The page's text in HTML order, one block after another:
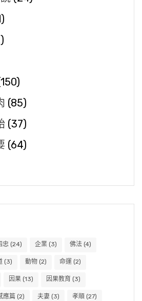
(85)
(37)
(64)
忠 (24) 企業 (3) 佛法 (4)
(3) 動物 (2) 命運 (2)
因果 (13) 因果教育 (3)
應篇 (2) 夫妻 (3) 孝順 (27)